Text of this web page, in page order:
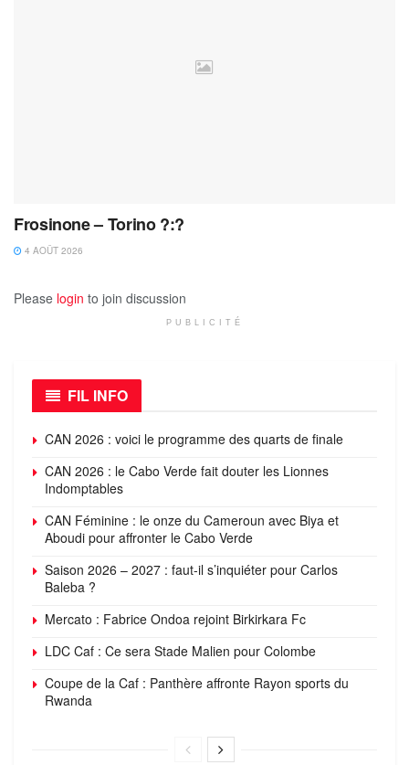
Frosinone – Torino ?:?
4 AOÛT 2026
Please login to join discussion
PUBLICITÉ
FIL INFO
CAN 2026 : voici le programme des quarts de finale
CAN 2026 : le Cabo Verde fait douter les Lionnes
Indomptables
CAN Féminine : le onze du Cameroun avec Biya et
Aboudi pour affronter le Cabo Verde
Saison 2026 – 2027 : faut-il s’inquiéter pour Carlos
Baleba ?
Mercato : Fabrice Ondoa rejoint Birkirkara Fc
LDC Caf : Ce sera Stade Malien pour Colombe
Coupe de la Caf : Panthère affronte Rayon sports du
Rwanda